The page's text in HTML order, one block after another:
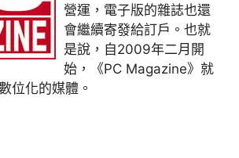
營運，電子版的雜誌也還
會繼續寄發給訂戶。也就
是說，自2009年二月開
始，《PC Magazine》就
位化的媒體。